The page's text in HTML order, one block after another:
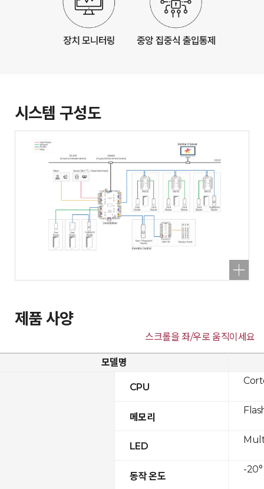
시스템 구성도
제품 사양
스크롤을 좌/우로 움직이세요
모델명
CPU
메모리
LED
동작 온도
-20°